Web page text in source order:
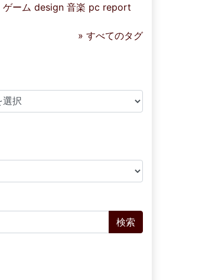
ゲーム design 音楽 pc report
» すべてのタグ